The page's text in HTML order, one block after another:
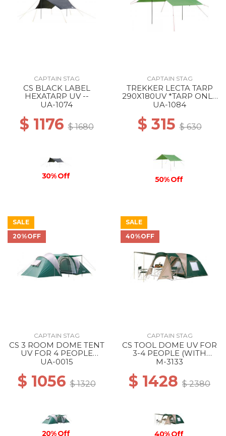
CAPTAIN STAG
CS BLACK LABEL
HEXATARP UV --
UA-1074
$ 1176$ 1680
30% Off
CAPTAIN STAG
TREKKER LECTA TARP
290X180UV *TARP ONLY,
NO POLE AND ROPE
UA-1084
$ 315$ 630
50% Off
SALE
20%OFF
CAPTAIN STAG
CS 3 ROOM DOME TENT
UV FOR 4 PEOPLE
(WITH CARRY BAG) --
UA-0015
$ 1056$ 1320
20% Off
SALE
40%OFF
CAPTAIN STAG
CS TOOL DOME UV FOR
3-4 PEOPLE (WITH
CARRY BAG) --
M-3133
$ 1428 $ 2380